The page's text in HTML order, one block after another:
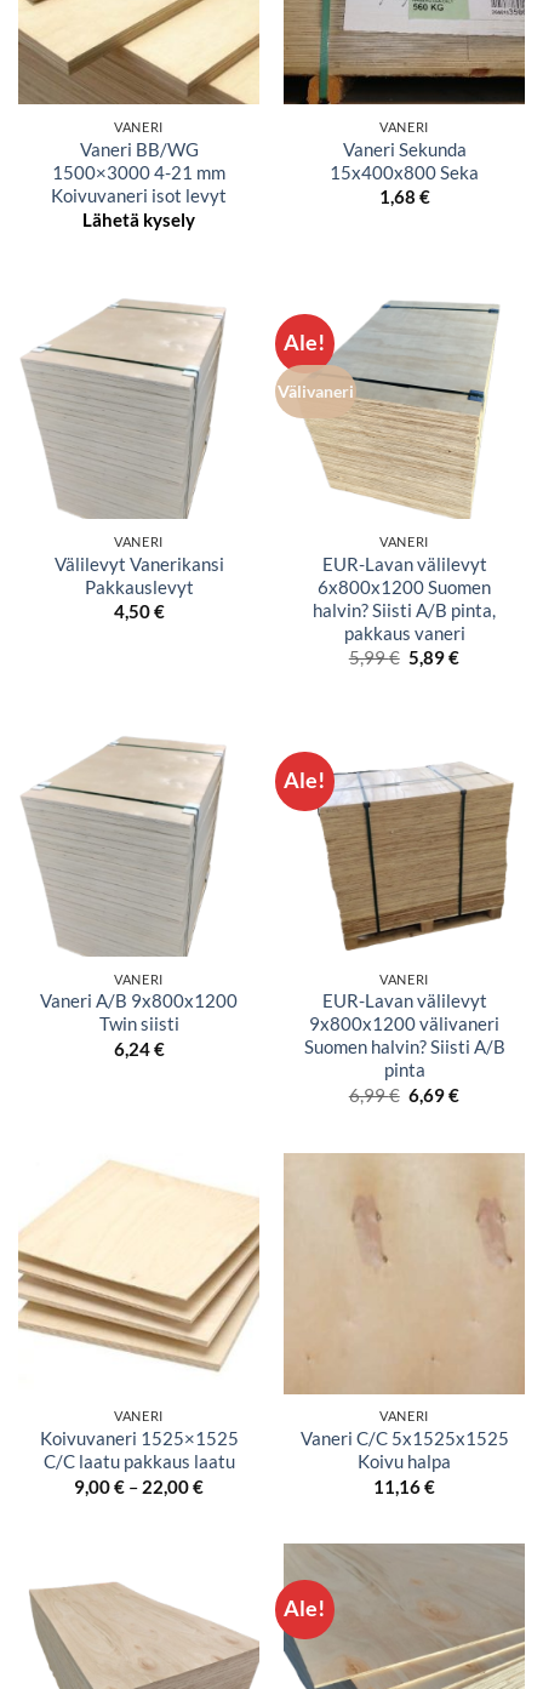
VANERI
Vaneri BB/WG
1500×3000 4-21 mm
Koivuvaneri isot levyt
Lähetä kysely
VANERI
Vaneri Sekunda
15x400x800 Seka
1,68 €
VANERI
Välilevyt Vanerikansi
Pakkauslevyt
4,50€
Ale!
Välivaneri
VANERI
EUR-Lavan välilevyt
6x800x1200 Suomen
halvin? Siisti A/B pinta,
pakkaus vaneri
5,99€ Alkuperäinen
hinta
5,89€Nykyinen
VANERI
Vaneri A/B 9x800x1200
Twin siisti
6,24€
Ale!
VANERI
EUR-Lavan välilevyt
9x800x1200 välivaneri
Suomen halvin? Siisti A/B
pinta
6,99€ Alkuperäinen
hinta
6,69€Nykyinen
VANERI
Koivuvaneri 1525×1525
C/C laatu pakkaus laatu
9,00€ – 22,00€Hintaluokka:
VANERI
Vaneri C/C 5x1525x1525
Koivu halpa
11,16€
Ale!